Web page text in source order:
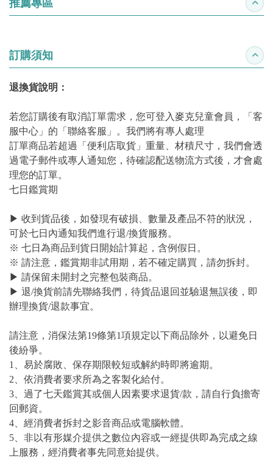
推薦專區 收合
訂購須知 收合
退換貨說明：
若您訂購後有取消訂單需求，您可登入麥克兒童會員，「客
服中心」的「聯絡客服」。我們將有專人處理
訂單商品若超過「便利店取貨」重量、材積尺寸，我們會透
過電子郵件或專人通知您，待確認配送物流方式後，才會處
理您的訂單。
七日鑑賞期
▶ 收到貨品後，如發現有破損、數量及產品不符的狀況，
可於七日內通知我們進行退/換貨服務。
※ 七日為商品到貨日開始計算起，含例假日。
※ 請注意，鑑賞期非試用期，若不確定購買，請勿拆封。
▶ 請保留未開封之完整包裝商品。
▶ 退/換貨前請先聯絡我們，待貨品退回並驗退無誤後，即
辦理換貨/退款事宜。
請注意，消保法第19條第1項規定以下商品除外，以避免日
後紛爭。
1、易於腐敗、保存期限較短或解約時即將逾期。
2、依消費者要求所為之客製化給付。
3、過了七天鑑賞其或個人因素要求退貨/款，請自行負擔寄
回郵資。
4、經消費者拆封之影音商品或電腦軟體。
5、非以有形媒介提供之數位內容或一經提供即為完成之線
上服務，經消費者事先同意始提供。